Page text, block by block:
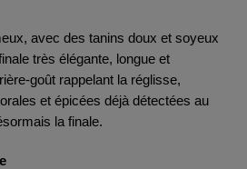
avec des tanins doux et soyeux
très élégante, longue et
goût rappelant la réglisse,
et épicées déjà détectées au
la finale.